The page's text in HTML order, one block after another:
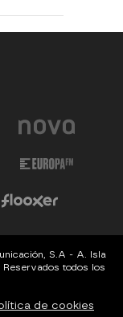
S.A - A. Isla
Reservados todos los
de cookies